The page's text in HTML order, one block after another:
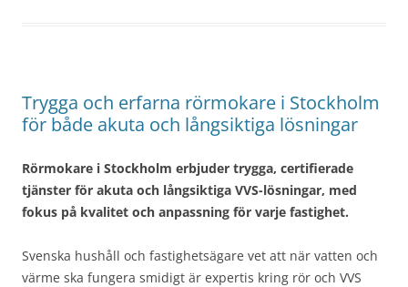
Trygga och erfarna rörmokare i Stockholm
för både akuta och långsiktiga lösningar
Rörmokare i Stockholm erbjuder trygga, certifierade
tjänster för akuta och långsiktiga VVS-lösningar, med
fokus på kvalitet och anpassning för varje fastighet.
Svenska hushåll och fastighetsägare vet att när vatten och
värme ska fungera smidigt är expertis kring rör och VVS